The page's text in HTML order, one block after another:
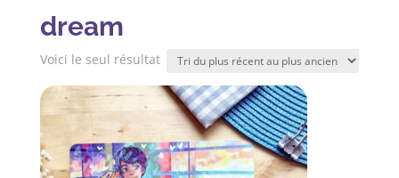
dream
Voici le seul résultat